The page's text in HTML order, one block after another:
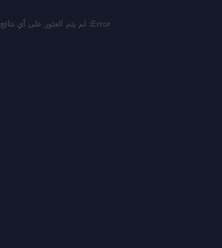
Error: لم يتم العثور على أي نتائج